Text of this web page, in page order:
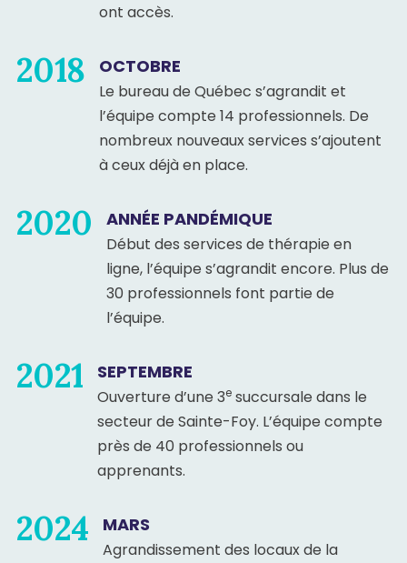
ont accès.
2018 OCTOBRE
Le bureau de Québec s’agrandit et
l’équipe compte 14 professionnels. De
nombreux nouveaux services s’ajoutent
à ceux déjà en place.
2020 ANNÉE PANDÉMIQUE
Début des services de thérapie en
ligne, l’équipe s’agrandit encore. Plus de
30 professionnels font partie de
l’équipe.
2021 SEPTEMBRE
Ouverture d’une 3e succursale dans le
secteur de Sainte-Foy. L’équipe compte
près de 40 professionnels ou
apprenants.
2024 MARS
Agrandissement des locaux de la